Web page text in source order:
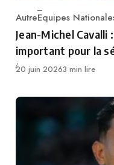
Category
AutreEquipes
Jean-Michel
important pour la
Publié
20 juin 20263 min lire